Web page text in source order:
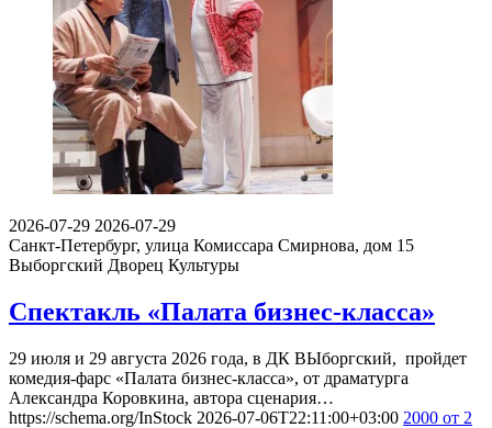
2026-07-29 2026-07-29
Санкт-Петербург, улица Комиссара Смирнова, дом 15
Выборгский Дворец Культуры
Спектакль «Палата бизнес-класса»
29 июля и 29 августа 2026 года, в ДК ВЫборгский, пройдет
комедия-фарс «Палата бизнес-класса», от драматурга
Александра Коровкина, автора сценария…
https://schema.org/InStock 2026-07-06T22:11:00+03:00 2000 от 2